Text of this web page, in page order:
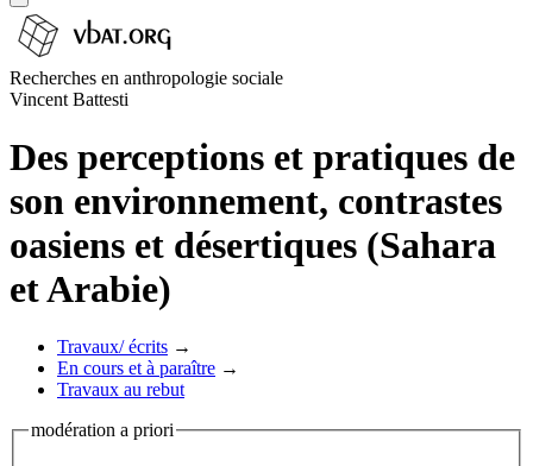
Recherches en anthropologie sociale
Vincent Battesti
Des perceptions et pratiques de
son environnement, contrastes
oasiens et désertiques (Sahara
et Arabie)
Travaux/ écrits →
En cours et à paraître →
Travaux au rebut
modération a priori